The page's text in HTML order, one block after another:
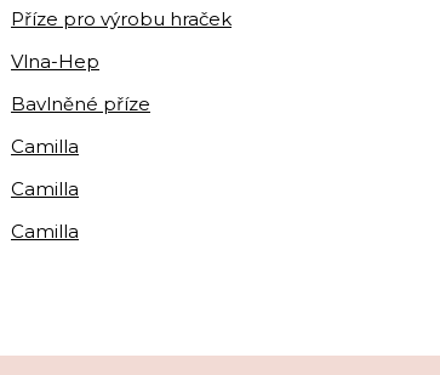
Příze pro výrobu hraček
Vlna-Hep
Bavlněné příze
Camilla
Camilla
Camilla